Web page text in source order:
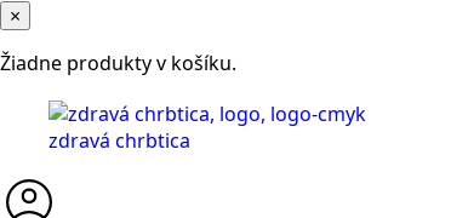
×
Žiadne produkty v košíku.